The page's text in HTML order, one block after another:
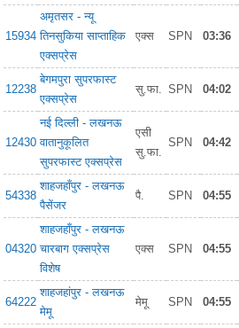
15934
अमृतसर - न्यू
तिनसुकिया साप्ताहिक
एक्सप्रेस
एक्स SPN 03:36
12238
बेगमपुरा सुपरफास्ट
एक्सप्रेस
सु.फा. SPN 04:02
12430
नई दिल्ली - लखनऊ
वातानुकूलित
सुपरफास्ट एक्सप्रेस
एसी
सु.फा.
SPN 04:42
54338
शाहजहाँपुर - लखनऊ
पैसेंजर
पै. SPN 04:55
04320
शाहजहाँपुर - लखनऊ
चारबाग एक्सप्रेस
विशेष
एक्स SPN 04:55
64222
शाहजहांपुर - लखनऊ
मेमू
मेमू SPN 04:55